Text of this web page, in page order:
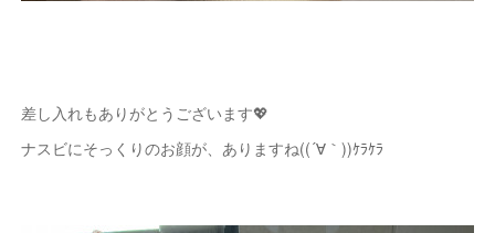
差し入れもありがとうございます💖
ナスビにそっくりのお顔が、ありますね((´∀｀))ｹﾗｹﾗ